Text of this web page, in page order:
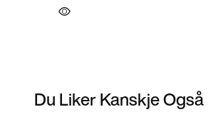
Du Liker Kanskje Også